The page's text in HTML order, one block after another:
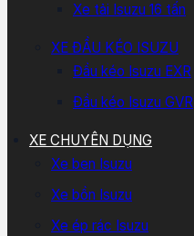
Xe tải Isuzu 16 tấn
XE ĐẦU KÉO ISUZU
Đầu kéo Isuzu EXR
Đầu kéo Isuzu GVR
XE CHUYÊN DỤNG
Xe ben Isuzu
Xe bồn Isuzu
Xe ép rác Isuzu